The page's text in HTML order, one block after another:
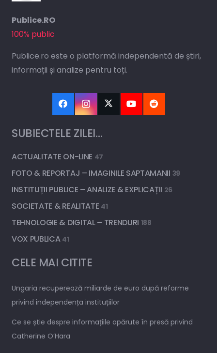
Publice.RO
100% public
Publice.ro este o platformă independentă de știri,
informații și analize pentru toți.
SUBIECTELE ZILEI…
ACTUALITATE ON-LINE 47
FOTO & REPORTAJ – IMAGINILE SAPTAMANII 39
INSTITUȚII PUBLICE – ANALIZE & EXPLICAȚII 26
SOCIETATE & REALITATE 41
TEHNOLOGIE & DIGITAL – TRENDURI 188
VOX PUBLICA 41
CELE MAI CITITE
Ungaria recuperează miliarde de euro după reforme
privind independența instituțiilor
Ce se știe despre informațiile apărute în presă privind
Catherine O’Hara